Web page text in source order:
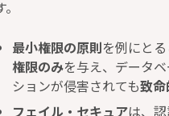
最小権限の原則を例にと
権限のみを与え、データ
ションが侵害されても致
フェイル・セキュアは、